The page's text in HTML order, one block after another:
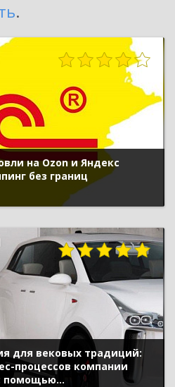
.
на Ozon и Яндекс
без границ
для вековых традиций:
процессов компании
помощью